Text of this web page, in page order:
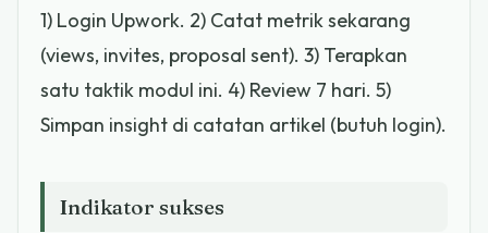
1) Login Upwork. 2) Catat metrik sekarang
(views, invites, proposal sent). 3) Terapkan
satu taktik modul ini. 4) Review 7 hari. 5)
Simpan insight di catatan artikel (butuh login).
Indikator sukses